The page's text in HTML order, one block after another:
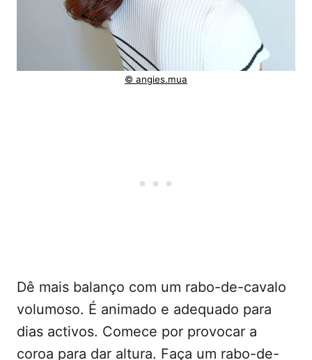
© angies.mua
Dê mais balanço com um rabo-de-cavalo
volumoso. É animado e adequado para
dias activos. Comece por provocar a
coroa para dar altura. Faça um rabo-de-